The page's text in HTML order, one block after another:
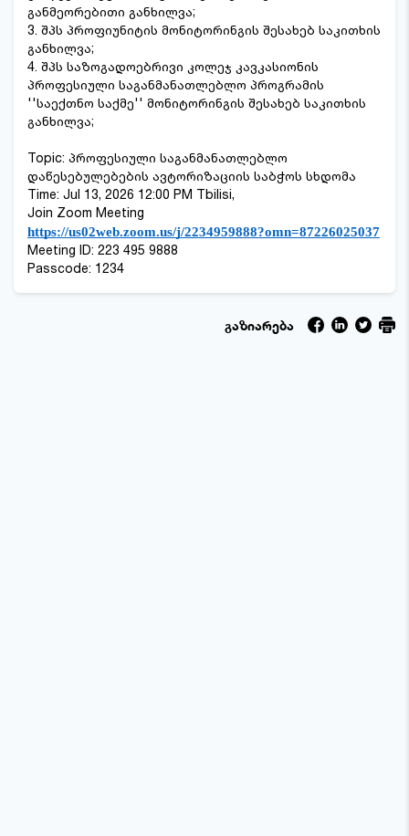
განმეორებითი განხილვა;
3. შპს პროფიუნიტის მონიტორინგის შესახებ საკითხის
განხილვა;
4. შპს საზოგადოებრივი კოლეჯ კავკასიონის
პროფესიული საგანმანათლებლო პროგრამის
''საექთნო საქმე'' მონიტორინგის შესახებ საკითხის
განხილვა;
Topic: პროფესიული საგანმანათლებლო
დაწესებულებების ავტორიზაციის საბჭოს სხდომა
Time: Jul 13, 2026 12:00 PM Tbilisi,
Join Zoom Meeting
https://us02web.zoom.us/j/2234959888?omn=87226025037
Meeting ID: 223 495 9888
Passcode: 1234
გაზიარება